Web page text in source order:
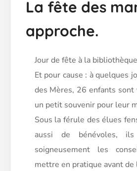
La fête des
approche.
Jour de fête à la
Et pour cause : à quelques
des Mères, 26 enfants sont
un petit souvenir pour leur
Sous la férule des élues
aussi de bénévoles,
soigneusement les
mettre en pratique avant de